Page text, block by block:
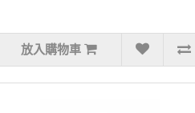
放入購物車